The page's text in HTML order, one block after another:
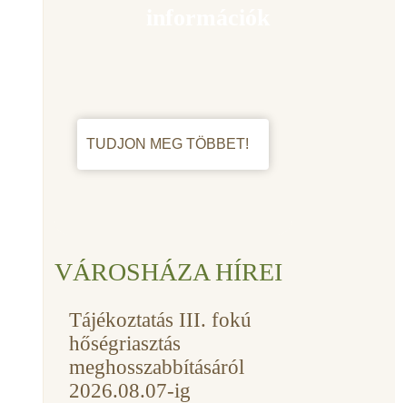
TUDJON MEG TÖBBET!
VÁROSHÁZA HÍREI
Tájékoztatás III. fokú
hőségriasztás
meghosszabbításáról
2026.08.07-ig